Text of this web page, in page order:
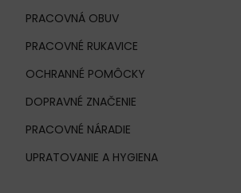
PRACOVNÁ OBUV
PRACOVNÉ RUKAVICE
OCHRANNÉ POMÔCKY
DOPRAVNÉ ZNAČENIE
PRACOVNÉ NÁRADIE
UPRATOVANIE A HYGIENA